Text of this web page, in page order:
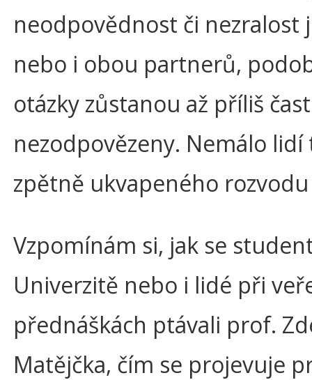
neodpovědnost či nezralost
nebo i obou partnerů,
otázky zůstanou až příliš
nezodpovězeny. Nemálo lidí
zpětně ukvapeného
Vzpomínám si, jak se
Univerzitě nebo i lidé při
přednáškách ptávali prof.
Matějčka, čím se projevuje